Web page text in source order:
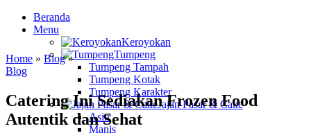
Beranda
Menu
Keroyokan
Tumpeng
Tumpeng Tampah
Tumpeng Kotak
Tumpeng Karakter
Jajan Pasar & Cake
Asin
Manis
Home » Blog»
Blog
Catering Ini Sediakan Frozen Food
Autentik dan Sehat